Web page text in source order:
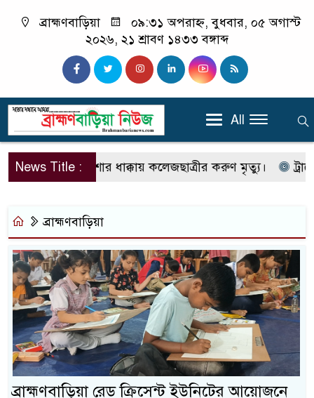
ব্রাহ্মণবাড়িয়া
০৯:৩১ অপরাহ্ন, বুধবার, ০৫ অগাস্ট
২০২৬, ২১ শ্রাবণ ১৪৩৩ বঙ্গাব্দ
All
News Title :
অটো রিকশার ধাক্কায় কলেজছাত্রীর করুণ মৃত্যু। ট্রাভেল
ব্রাহ্মণবাড়িয়া
ব্রাহ্মণবাড়িয়া রেড ক্রিসেন্ট ইউনিটের আয়োজনে